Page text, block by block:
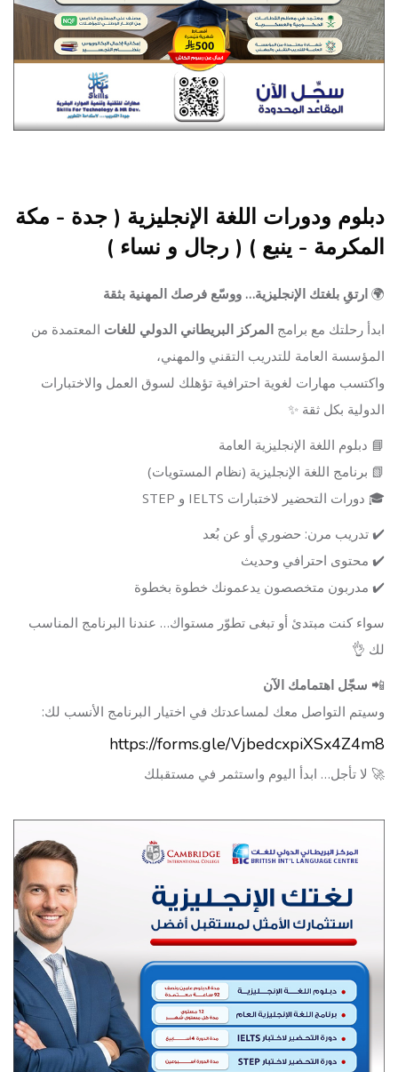
تجاوز [Cocoon] About (Text with Image)
دبلوم ودورات اللغة الإنجليزية ( جدة - مكة
المكرمة - ينبع ) ( رجال و نساء )
🌍 ارتقِ بلغتك الإنجليزية… ووسّع فرصك المهنية بثقة
ابدأ رحلتك مع برامج المركز البريطاني الدولي للغات المعتمدة من
المؤسسة العامة للتدريب التقني والمهني،
واكتسب مهارات لغوية احترافية تؤهلك لسوق العمل والاختبارات
الدولية بكل ثقة ✨
📘 دبلوم اللغة الإنجليزية العامة
📗 برنامج اللغة الإنجليزية (نظام المستويات)
🎓 دورات التحضير لاختبارات IELTS و STEP
✔️ تدريب مرن: حضوري أو عن بُعد
✔️ محتوى احترافي وحديث
✔️ مدربون متخصصون يدعمونك خطوة بخطوة
سواء كنت مبتدئ أو تبغى تطوّر مستواك… عندنا البرنامج المناسب
لك 👌
📲 سجّل اهتمامك الآن
وسيتم التواصل معك لمساعدتك في اختيار البرنامج الأنسب لك:
https://forms.gle/VjbedcxpiXSx4Z4m8
🚀 لا تأجل… ابدأ اليوم واستثمر في مستقبلك